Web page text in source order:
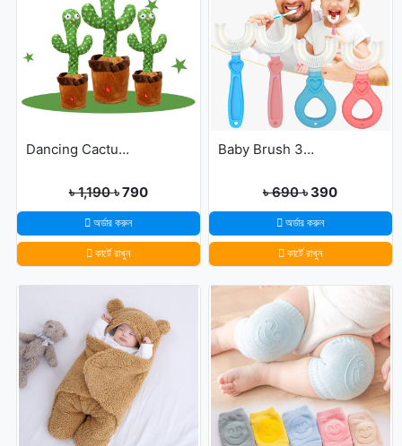
Dancing Cactus For Kids
৳ 1,190৳ 790
অর্ডার করুন
কার্টে রাখুন
Baby Brush 360° Kids U-Shaped Toothbrush
৳ 690৳ 390
অর্ডার করুন
কার্টে রাখুন